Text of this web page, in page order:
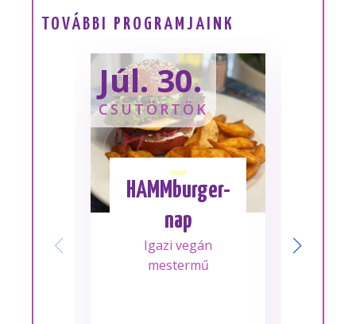
TOVÁBBI PROGRAMJAINK
Júl. 30.
CSÜTÖRTÖK
HAMMburger-
nap
Igazi vegán
mestermű